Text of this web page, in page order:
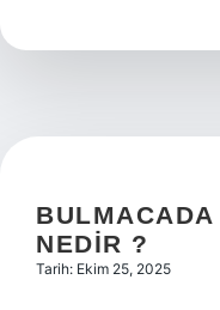
?
NEDIR ?
Tarih: Ekim 25, 2025